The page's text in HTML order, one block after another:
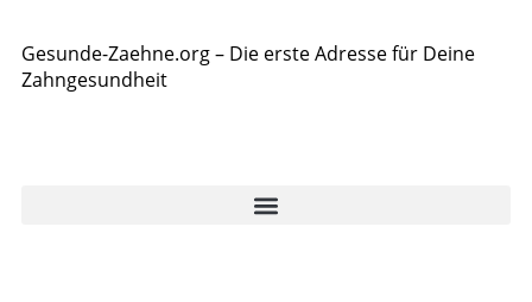
Gesunde-Zaehne.org – Die erste Adresse für Deine
Zahngesundheit